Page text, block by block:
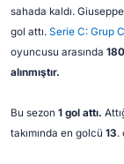
sahada kaldı.
gol attı. Serie C: Grup C
oyuncusu arasında
alınmıştır.
Bu sezon 1 gol attı.
takımında en golcü 13.